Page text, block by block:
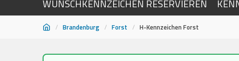
WUNSCHKENNZEICHEN RESERVIEREN
/ Brandenburg / Forst / H-Kennzeichen Forst